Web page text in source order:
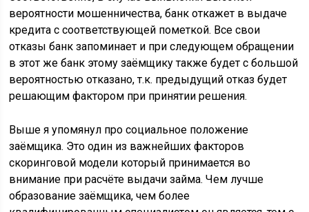
вероятности мошенничества, банк откажет в выдаче
кредита с соответствующей пометкой. Все свои
отказы банк запоминает и при следующем обращении
в этот же банк этому заёмщику также будет с большой
вероятностью отказано, т.к. предыдущий отказ будет
решающим фактором при принятии решения.
Выше я упомянул про социальное положение
заёмщика. Это один из важнейших факторов
скоринговой модели который принимается во
внимание при расчёте выдачи займа. Чем лучше
образование заёмщика, чем более